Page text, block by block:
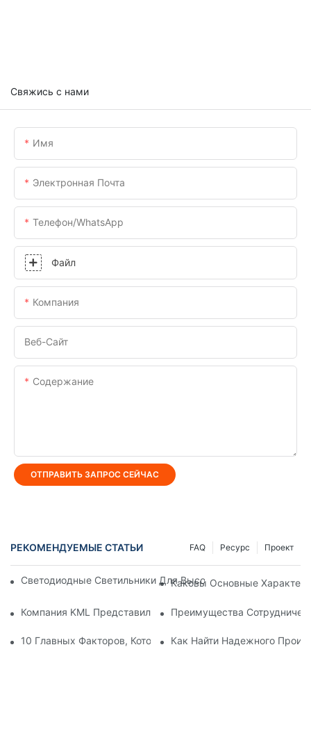
Свяжись с нами
Имя
Электронная Почта
Телефон/WhatsApp
Файл
Компания
Веб-Сайт
Содержание
ОТПРАВИТЬ ЗАПРОС СЕЙЧАС
РЕКОМЕНДУЕМЫЕ СТАТЬИ Проект
Ресурс
FAQ
Светодиодные Светильники Для Высоких И Низких
Каковы Основные
Компания KML Представила Передовые Светодиодные
Преимущества
10 Главных Факторов, Которые Следует Учитывать При
Как Найти Надежного